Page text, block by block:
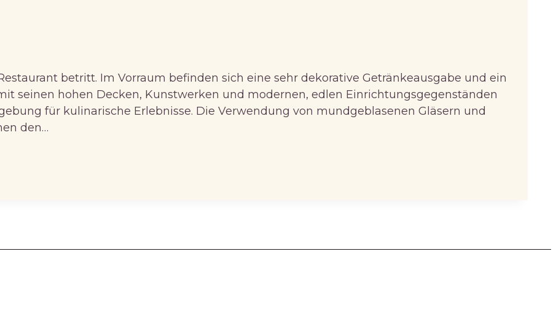
betritt. Im Vorraum befinden sich eine sehr dekorative Getränkeausgabe und ein
seinen hohen Decken, Kunstwerken und modernen, edlen Einrichtungsgegenständen
für kulinarische Erlebnisse. Die Verwendung von mundgeblasenen Gläsern und
den…